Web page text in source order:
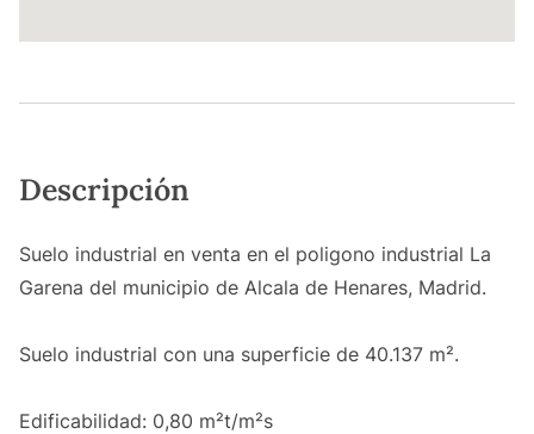
Descripción
Suelo industrial en venta en el poligono industrial La
Garena del municipio de Alcala de Henares, Madrid.
Suelo industrial con una superficie de 40.137 m².
Edificabilidad: 0,80 m²t/m²s